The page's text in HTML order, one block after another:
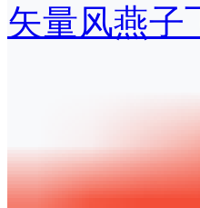
矢量风燕子